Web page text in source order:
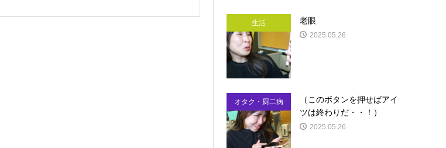
生活 老眼
2025.05.26
オタク・厨二病
（このボタンを押せばアイ
ツは終わりだ・・！）
2025.05.26